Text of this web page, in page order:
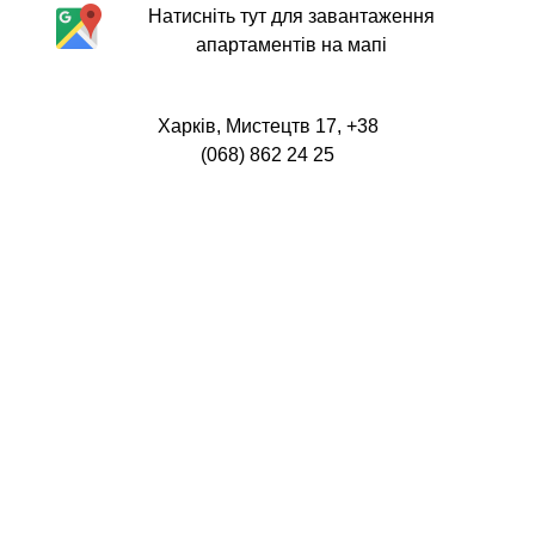
Натисніть тут для завантаження
апартаментів на мапі
Харків, Мистецтв 17, +38
(068) 862 24 25